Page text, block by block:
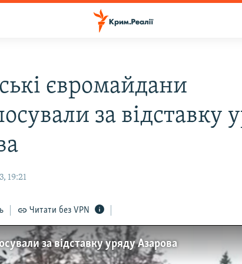
євромайдани
за відставку
19:21
Читати без VPN
за відставку уряду Азарова